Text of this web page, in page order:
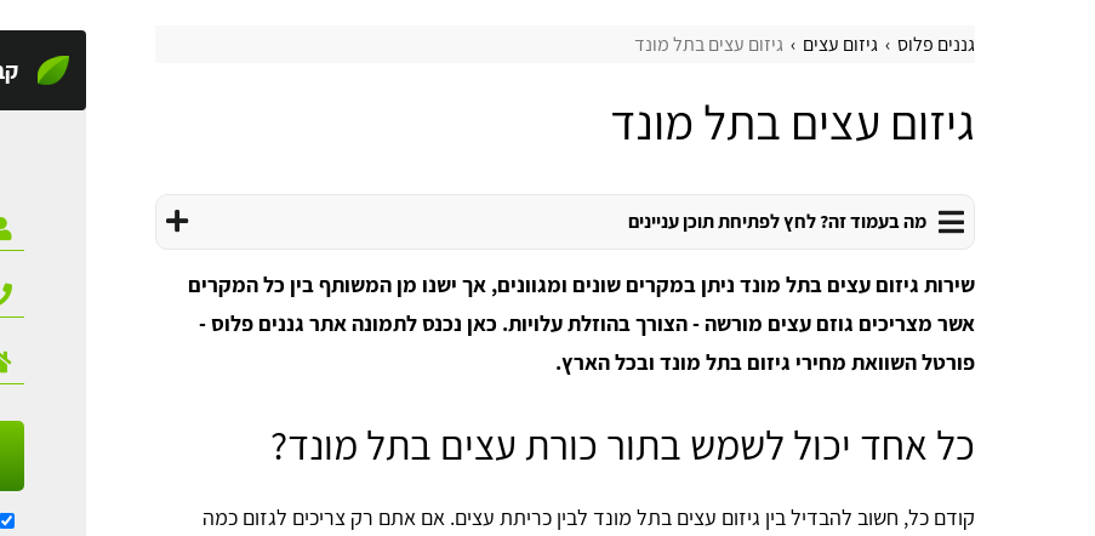
גננים פלוס גיזום עצים גיזום עצים בתל מונד
גיזום עצים בתל מונד
מה בעמוד זה? לחץ לפתיחת תוכן עניינים
שירות גיזום עצים בתל מונד ניתן במקרים שונים ומגוונים, אך ישנו מן המשותף בין כל המקרים
אשר מצריכים גוזם עצים מורשה - הצורך בהוזלת עלויות. כאן נכנס לתמונה אתר גננים פלוס -
פורטל השוואת מחירי גיזום בתל מונד ובכל הארץ.
כל אחד יכול לשמש בתור כורת עצים בתל מונד?
קודם כל, חשוב להבדיל בין גיזום עצים בתל מונד לבין כריתת עצים. אם אתם רק צריכים לגזום כמה